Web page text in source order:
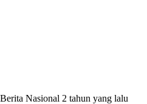
Berita Nasional 2 tahun yang lalu